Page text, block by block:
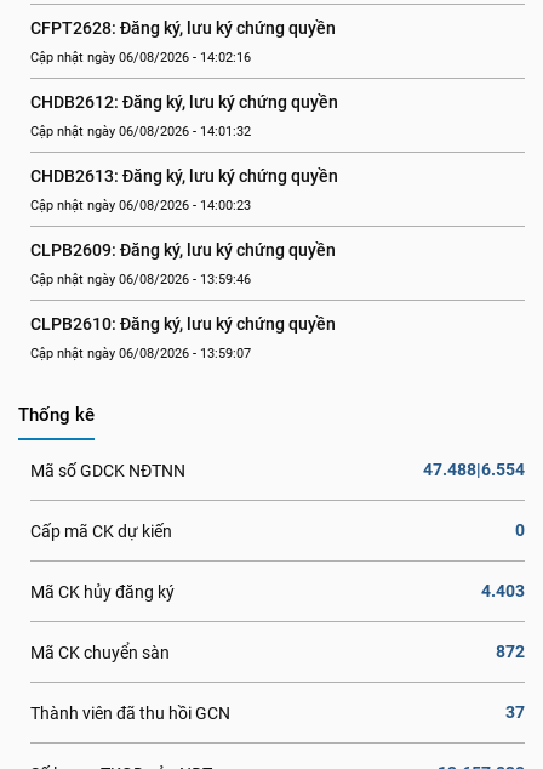
CFPT2628: Đăng ký, lưu ký chứng quyền
Cập nhật ngày 06/08/2026 - 14:02:16
CHDB2612: Đăng ký, lưu ký chứng quyền
Cập nhật ngày 06/08/2026 - 14:01:32
CHDB2613: Đăng ký, lưu ký chứng quyền
Cập nhật ngày 06/08/2026 - 14:00:23
CLPB2609: Đăng ký, lưu ký chứng quyền
Cập nhật ngày 06/08/2026 - 13:59:46
CLPB2610: Đăng ký, lưu ký chứng quyền
Cập nhật ngày 06/08/2026 - 13:59:07
Thống kê
Mã số GDCK NĐTNN 47.488|6.554
Cấp mã CK dự kiến 0
Mã CK hủy đăng ký 4.403
Mã CK chuyển sàn 872
Thành viên đã thu hồi GCN 37